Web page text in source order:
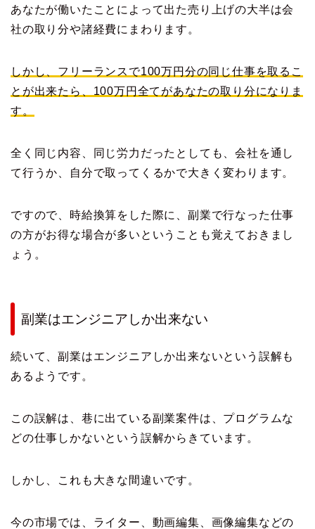
あなたが働いたことによって出た売り上げの大半は会
社の取り分や諸経費にまわります。
しかし、フリーランスで100万円分の同じ仕事を取るこ
とが出来たら、100万円全てがあなたの取り分になりま
す。
全く同じ内容、同じ労力だったとしても、会社を通し
て行うか、自分で取ってくるかで大きく変わります。
ですので、時給換算をした際に、副業で行なった仕事
の方がお得な場合が多いということも覚えておきまし
ょう。
副業はエンジニアしか出来ない
続いて、副業はエンジニアしか出来ないという誤解も
あるようです。
この誤解は、巷に出ている副業案件は、プログラムな
どの仕事しかないという誤解からきています。
しかし、これも大きな間違いです。
今の市場では、ライター、動画編集、画像編集などの